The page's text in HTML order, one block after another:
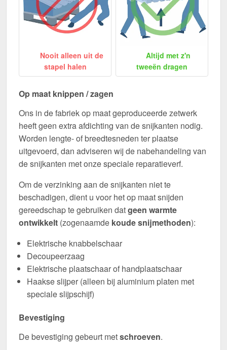
Nooit alleen uit de
stapel halen
Altijd met z'n
tweeën dragen
Op maat knippen / zagen
Ons in de fabriek op maat geproduceerde zetwerk
heeft geen extra afdichting van de snijkanten nodig.
Worden lengte- of breedtesneden ter plaatse
uitgevoerd, dan adviseren wij de nabehandeling van
de snijkanten met onze speciale reparatieverf.
Om de verzinking aan de snijkanten niet te
beschadigen, dient u voor het op maat snijden
gereedschap te gebruiken datgeen warmte
ontwikkelt (zogenaamde koude snijmethoden):
Elektrische knabbelschaar
Decoupeerzaag
Elektrische plaatschaar of handplaatschaar
Haakse slijper (alleen bij aluminium platen met
speciale slijpschijf)
Bevestiging
De bevestiging gebeurt metschroeven.